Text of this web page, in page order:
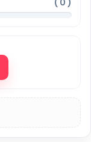
( 0 )